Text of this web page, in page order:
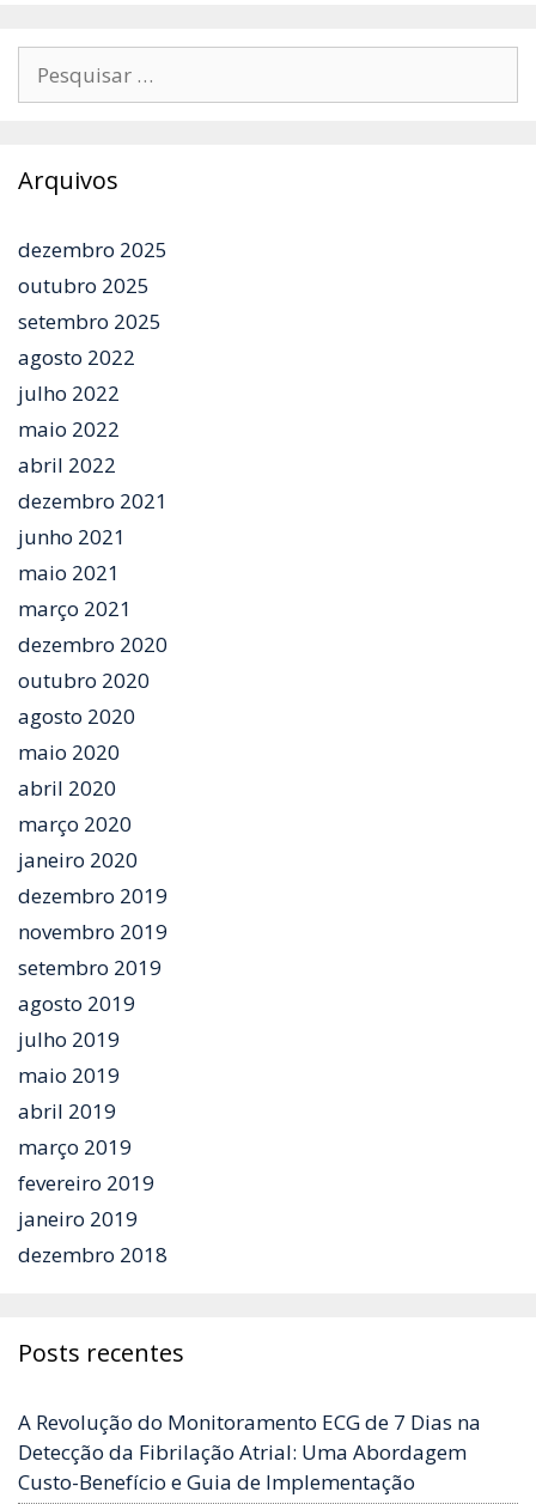
por:
Arquivos
dezembro 2025
outubro 2025
setembro 2025
agosto 2022
julho 2022
maio 2022
abril 2022
dezembro 2021
junho 2021
maio 2021
março 2021
dezembro 2020
outubro 2020
agosto 2020
maio 2020
abril 2020
março 2020
janeiro 2020
dezembro 2019
novembro 2019
setembro 2019
agosto 2019
julho 2019
maio 2019
abril 2019
março 2019
fevereiro 2019
janeiro 2019
dezembro 2018
Posts recentes
A Revolução do Monitoramento ECG de 7 Dias na
Detecção da Fibrilação Atrial: Uma Abordagem
Custo-Benefício e Guia de Implementação